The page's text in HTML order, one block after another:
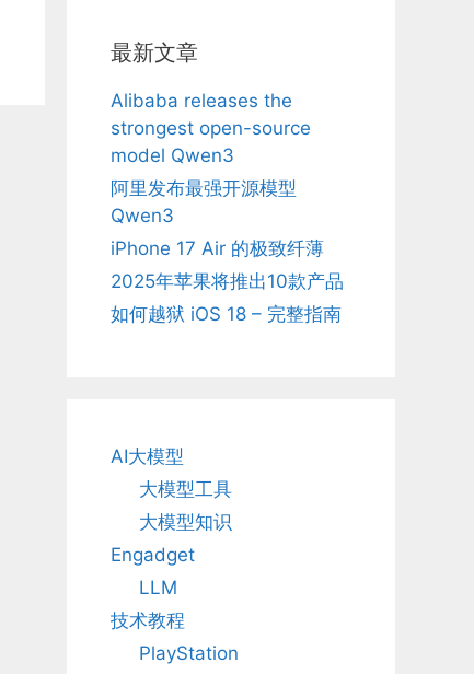
最新文章
Alibaba releases the
strongest open-source
model Qwen3
阿里发布最强开源模型
Qwen3
iPhone 17 Air 的极致纤薄
2025年苹果将推出10款产品
如何越狱 iOS 18 – 完整指南
AI大模型
大模型工具
大模型知识
Engadget
LLM
技术教程
PlayStation